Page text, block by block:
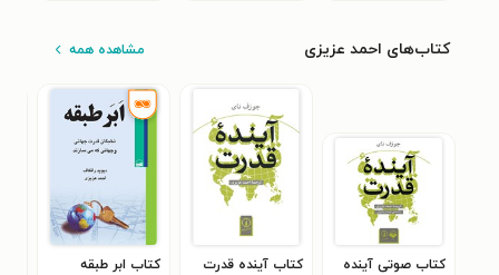
کتاب‌های احمد عزیزی مشاهده همه
کتاب صوتی آینده
کتاب آینده قدرت
کتاب ابر طبقه